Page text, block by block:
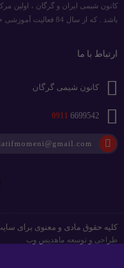
کانون شیمی ایران و گرگان ، اولین
باشد . که از سال 84 فعالیت آموزشی خود را در زمینه آموزش آنلاین شیمی شروع کرده است .
ارتباط با ما
کانون شیمی گرگان
0911 6699542
کلیه حقوق مادی و معنوی برای
طراحی و توسعه ماهدیس وب